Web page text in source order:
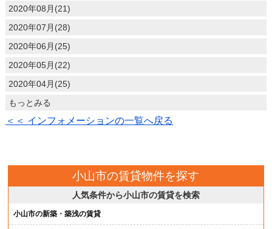
2020年08月(21)
2020年07月(28)
2020年06月(25)
2020年05月(22)
2020年04月(25)
もっとみる
＜＜ インフォメーションの一覧へ戻る
小山市の賃貸物件を探す
人気条件から小山市の賃貸を検索
小山市の新築・築浅の賃貸